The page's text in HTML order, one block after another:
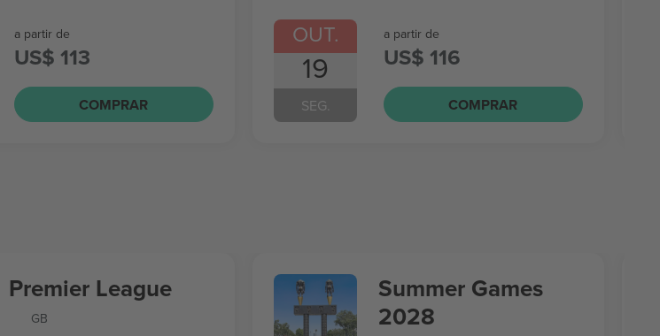
a partir de
US$ 113
COMPRAR
OUT.
19
SEG.
a partir de
US$ 116
COMPRAR
Premier League
GB
Summer Games
2028